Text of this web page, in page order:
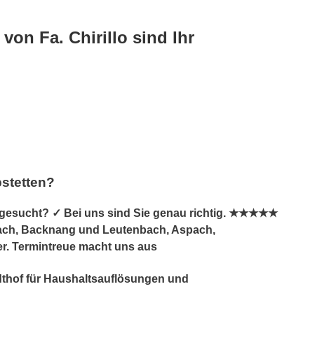
von Fa. Chirillo sind Ihr
gesucht? ✓ Bei uns sind Sie genau richtig. ★★★★★
Backnang und Leutenbach, Aspach,
Termintreue macht uns aus
für Haushaltsauflösungen und